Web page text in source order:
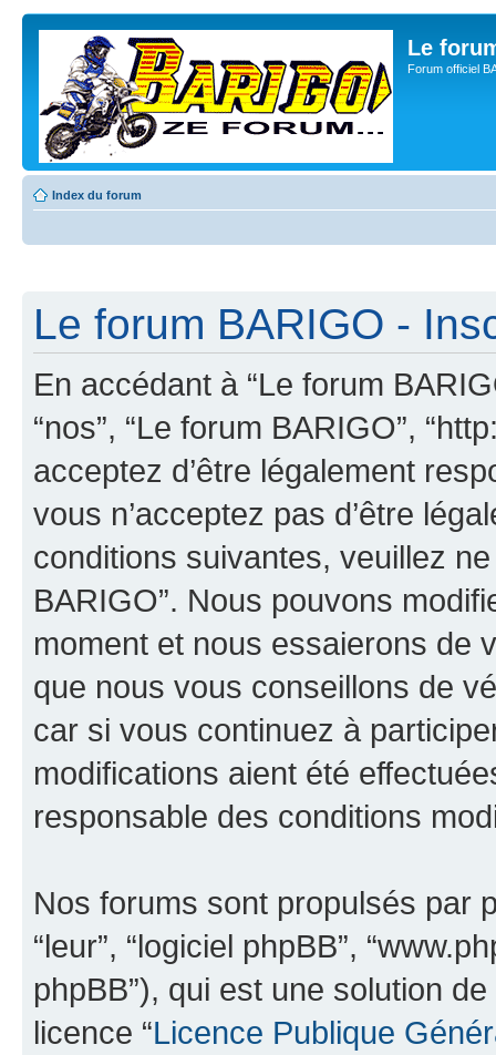
Le
Forum officiel
Index du forum
Le forum BARIGO -
En accédant à “Le forum
“nos”, “Le forum BARIGO”,
acceptez d’être légalement
vous n’acceptez pas d’être
conditions suivantes, veuillez
BARIGO”. Nous pouvons
moment et nous essaierons de
que nous vous conseillons de
car si vous continuez à
modifications aient été
responsable des conditions
Nos forums sont propulsés par
“leur”, “logiciel phpBB”,
phpBB”), qui est une solution
licence “Licence Publique